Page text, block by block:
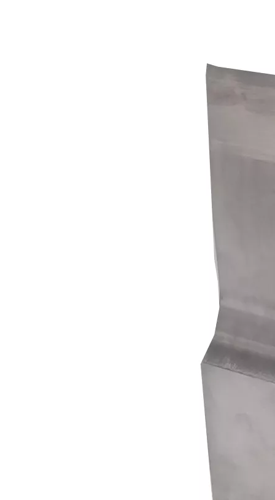
Каков принцип и теория ультразвуковой пластиковой сварочной